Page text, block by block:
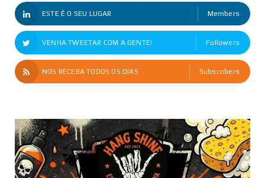
ESTE É O SEU LUGAR Members
VENHA TWEETAR COM A GENTE! Followers
NOS RECEBA TODOS OS DIAS Subscribers